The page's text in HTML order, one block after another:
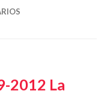
2012 La